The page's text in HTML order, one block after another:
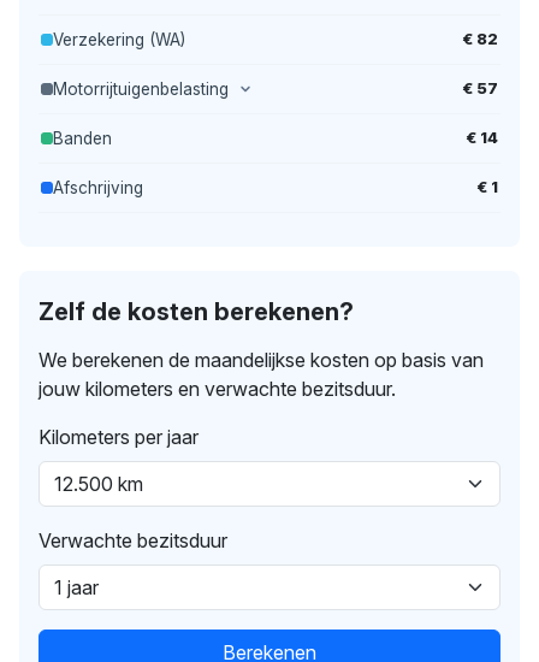
Verzekering (WA) € 82
Motorrijtuigenbelasting € 57
Banden € 14
Afschrijving € 1
Zelf de kosten berekenen?
We berekenen de maandelijkse kosten op basis van
jouw kilometers en verwachte bezitsduur.
Kilometers per jaar
Verwachte bezitsduur
Berekenen